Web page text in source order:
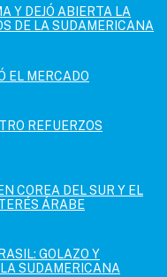
Y DEJÓ ABIERTA LA
DE LA SUDAMERICANA
EL MERCADO
REFUERZOS
COREA DEL SUR Y EL
ÁRABE
GOLAZO Y
SUDAMERICANA